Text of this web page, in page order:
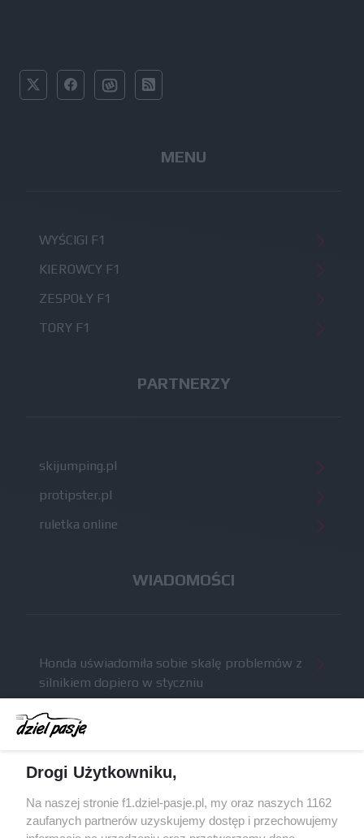
MENU
WYŚCIGI F1
KIEROWCY F1
ZESPOŁY F1
TORY F1
PARTNERZY
skijumping.pl
protipster.pl
ruletka online
WIADOMOŚCI
Honda uświadomiła sobie skalę problemów z
silnikiem dopiero w styczniu
Audi planuje wprowadzić jeszcze cztery duże
pakiety poprawek w 2026 roku
samochodów F1
McCullough opuści Astona Martina z końcem
2026 roku
Drogi Użytkowniku,
Na naszej stronie f1.dziel-pasje.pl, my oraz naszych 1162
zaufanych partnerów uzyskujemy dostęp i przechowujemy